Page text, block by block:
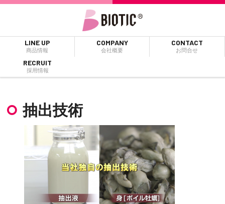
LINE UP
商品情報
COMPANY
会社概要
CONTACT
お問合せ
RECRUIT
採用情報
抽出技術